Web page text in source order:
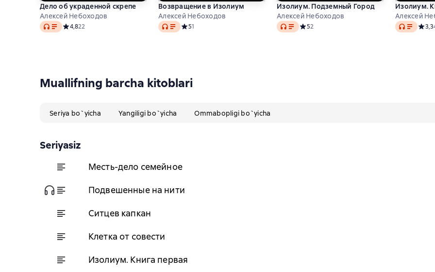
Дело об украденной скрепе
Алексей Небоходов
Audio Средний рейтинг 4,8 на основе 22 оценок
4,822
Возвращение в Изолиум
Алексей Небоходов
Audio Средний рейтинг 5 на основе 1 оценок
51
Изолиум. Подземный Город
Алексей Небоходов
Audio Средний рейтинг 5 на основе 2 оценок
52
Изолиум.
Алексей
Audio 3,3
Muallifning barcha kitoblari
Seriya bo`yicha Yangiligi bo`yicha Ommabopligi bo`yicha
Seriyasiz
Месть-дело семейное
Подвешенные на нити
Ситцев капкан
Клетка от совести
Изолиум. Книга первая